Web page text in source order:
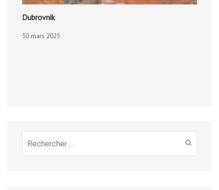
Dubrovnik
30 mars 2025
Recherche
pour